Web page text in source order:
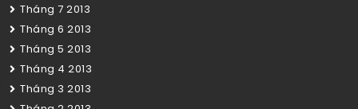
Tháng 7 2013
Tháng 6 2013
Tháng 5 2013
Tháng 4 2013
Tháng 3 2013